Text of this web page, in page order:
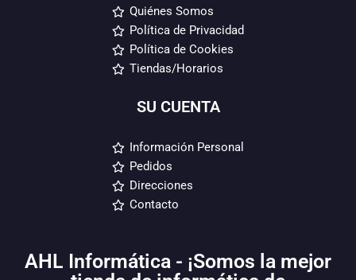
Quiénes Somos
Política de Privacidad
Política de Cookies
Tiendas/Horarios
SU CUENTA
Información Personal
Pedidos
Direcciones
Contacto
AHL Informática - ¡Somos la mejor